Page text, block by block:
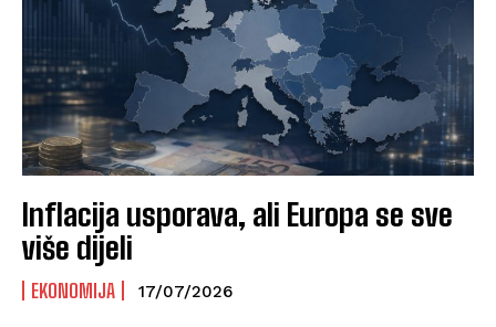
Inflacija usporava, ali Europa se sve
više dijeli
EKONOMIJA 17/07/2026